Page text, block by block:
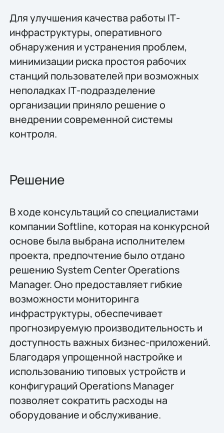
Для улучшения качества работы IТ-
инфраструктуры, оперативного
обнаружения и устранения проблем,
минимизации риска простоя рабочих
станций пользователей при возможных
неполадках IТ-подразделение
организации приняло решение о
внедрении современной системы
контроля.
Решение
В ходе консультаций со специалистами
компании Softline, которая на конкурсной
основе была выбрана исполнителем
проекта, предпочтение было отдано
решению System Center Operations
Manager. Оно предоставляет гибкие
возможности мониторинга
инфраструктуры, обеспечивает
прогнозируемую производительность и
доступность важных бизнес-приложений.
Благодаря упрощенной настройке и
использованию типовых устройств и
конфигураций Operations Manager
позволяет сократить расходы на
оборудование и обслуживание.